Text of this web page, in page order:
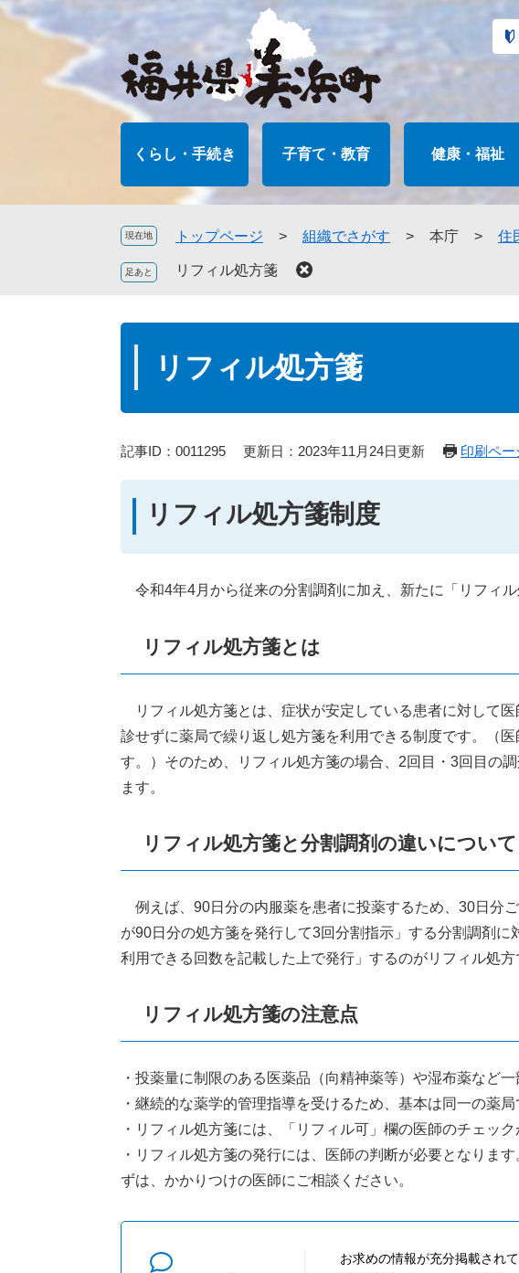
ペ
メ
本
くらし・手続き 子育て・教育 健康・福祉
現在地 トップページ > 組織でさがす > 本庁 > 住
リフィル処方箋
リフィル処方箋
記事ID：0011295 更新日：2023年11月24日更新 印刷ペー
リフィル処方箋制度
令和4年4月から従来の分割調剤に加え、新たに「リフィル
リフィル処方箋とは
リフィル処方箋とは、症状が安定している患者に対して
診せずに薬局で繰り返し処方箋を利用できる制度です。（
す。）そのため、リフィル処方箋の場合、2回目・3回目の
ます。
リフィル処方箋と分割調剤の違いについて
例えば、90日分の内服薬を患者に投薬するため、30日分
が90日分の処方箋を発行して3回分割指示」する分割調剤
利用できる回数を記載した上で発行」するのがリフィル処方
リフィル処方箋の注意点
・投薬量に制限のある医薬品（向精神薬等）や湿布薬など
・継続的な薬学的管理指導を受けるため、基本は同一の薬
・リフィル処方箋には、「リフィル可」欄の医師のチェッ
・リフィル処方箋の発行には、医師の判断が必要となりま
ずは、かかりつけの医師にご相談ください。
お求めの情報が充分掲載され